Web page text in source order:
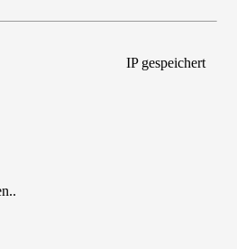
IP gespeichert